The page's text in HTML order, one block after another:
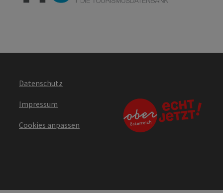
Datenschutz
Impressum
Cookies anpassen